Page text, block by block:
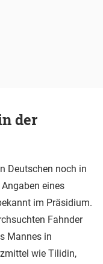
der
Deutschen noch in
eines
im Präsidium.
Fahnder
Mannes in
wie Tilidin,